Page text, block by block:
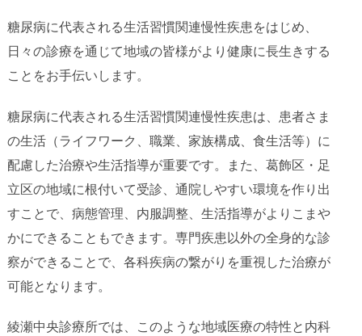
糖尿病に代表される生活習慣関連慢性疾患をはじめ、
日々の診療を通じて地域の皆様がより健康に長生きする
ことをお手伝いします。
糖尿病に代表される生活習慣関連慢性疾患は、患者さま
の生活（ライフワーク、職業、家族構成、食生活等）に
配慮した治療や生活指導が重要です。また、葛飾区・足
立区の地域に根付いて受診、通院しやすい環境を作り出
すことで、病態管理、内服調整、生活指導がよりこまや
かにできることもできます。専門疾患以外の全身的な診
察ができることで、各科疾病の繋がりを重視した治療が
可能となります。
綾瀬中央診療所では、このような地域医療の特性と内科